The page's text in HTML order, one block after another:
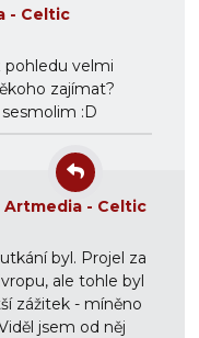
- Celtic
pohledu velmi
zajímat?
:D
Artmedia - Celtic
byl. Projel za
ale tohle byl
zážitek - míněno
jsem od něj